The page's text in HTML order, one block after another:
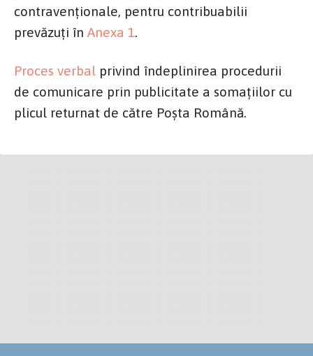
contravenționale, pentru contribuabilii
prevăzuți în Anexa 1.
Proces verbal privind îndeplinirea procedurii
de comunicare prin publicitate a somațiilor cu
plicul returnat de către Poșta Română.